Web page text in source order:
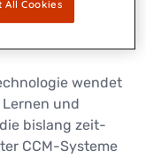
Ansätzen nicht
wendet
und
bislang zeit-
CCM-Systeme
All Cookies